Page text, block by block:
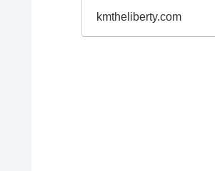
kmtheliberty.com